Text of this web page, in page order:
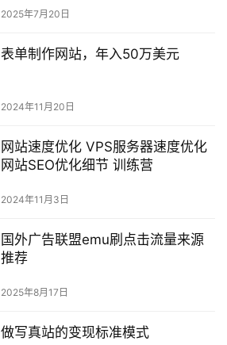
2025年7月20日
表单制作网站，年入50万美元
2024年11月20日
网站速度优化 VPS服务器速度优化
网站SEO优化细节 训练营
2024年11月3日
国外广告联盟emu刷点击流量来源
推荐
2025年8月17日
做写真站的变现标准模式